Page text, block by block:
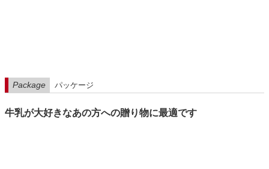
Package パッケージ
牛乳が大好きなあの方への贈り物に最適です